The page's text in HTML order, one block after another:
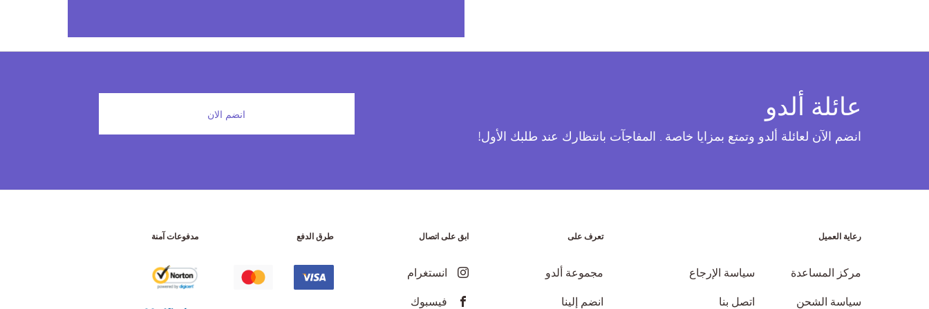
عائلة ألدو
انضم الآن لعائلة ألدو وتمتع بمزايا خاصة . المفاجآت بانتظارك عند طلبك الأول!
انضم الان
رعاية العميل
مركز المساعدة
سياسة الإرجاع
سياسة الشحن
اتصل بنا
تعرف على
مجموعة ألدو
انضم إلينا
ابق على اتصال
انستغرام
فيسبوك
طرق الدفع مدفوعات آمنة